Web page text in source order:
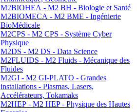
M2BIOHEA - M2 BH - Biologie et Santé
M2BIOMECA - M2 BME - Ingénierie
BioMédicale
M2CPS - M2 CPS - Système Cyber
Physique
M2DS - M2 DS - Data Science
M2FLUIDS - M2 Fluids - Mécanique des
Fluides
M2GI - M2 GI-PLATO - Grandes
installations - Plasmas, Lasers,
Accélérateurs, Tokamaks
M2HEP - M2 HEP - Physique des Hautes